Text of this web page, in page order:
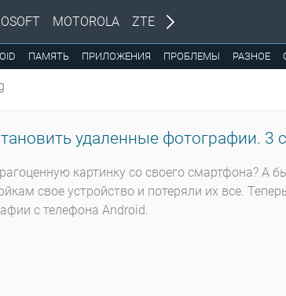
ПАМЯТЬ ПРИЛОЖЕНИЯ ПРОБЛЕМЫ РАЗНОЕ
MOTOROLA ZTE
удаленные фотографии. 3
картинку со своего смартфона? А
свое устройство и потеряли их все.
с телефона Android.